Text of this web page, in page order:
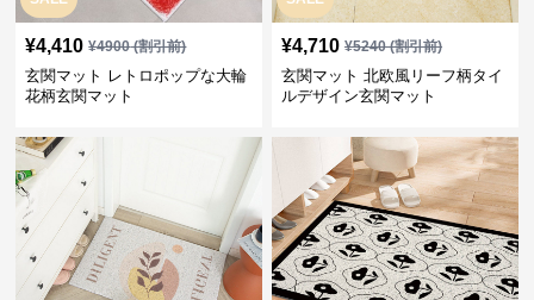
¥4,410 ¥4900(割引前)
玄関マット レトロポップな大輪
花柄玄関マット
¥4,710 ¥5240(割引前)
玄関マット 北欧風リーフ柄タイ
ルデザイン玄関マット